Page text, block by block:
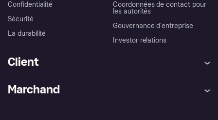
Confidentialité
Sécurité
La durabilité
Coordonnées de contact pour
les autorités
Gouvernance d’entreprise
Investor relations
Client
Marchand